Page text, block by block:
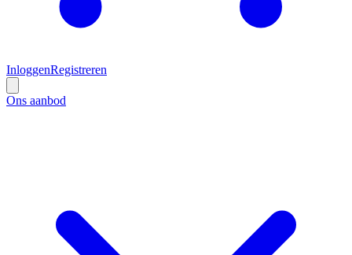
InloggenRegistreren
Ons aanbod